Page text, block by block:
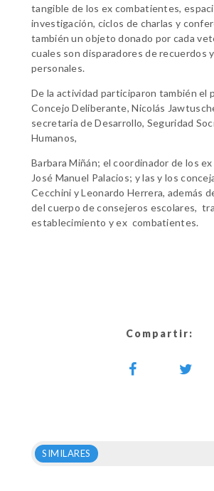
tangible de los ex combatientes,
investigación, ciclos de charlas y
también un objeto donado por cada
cuales son disparadores de recuerdos
personales.
De la actividad participaron también el
Concejo Deliberante, Nicolás
secretaria de Desarrollo, Seguridad
Humanos,
Barbara Miñán; el coordinador de los
José Manuel Palacios; y las y los
Cecchini y Leonardo Herrera, además
del cuerpo de consejeros escolares,
establecimiento y ex combatientes.
Compartir:
SIMILARES